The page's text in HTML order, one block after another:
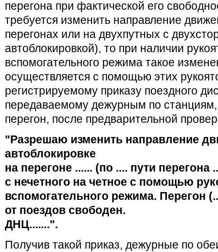
перегона при фактической его
требуется изменить направление
перегонах или на двухпутных с
автоблокировкой), то при наличии
вспомогательного режима такое
осуществляется с помощью этих
регистрируемому приказу поездного
передаваемому дежурным по
перегон, после предварительной
"Разрешаю изменить направление
автоблокировке
на перегоне ...... (по .... пути перегона
с нечетного на четное с помощью
вспомогательного режима. Перегон
от поездов свободен.
ДНЦ.......".
Получив такой приказ, дежурные по